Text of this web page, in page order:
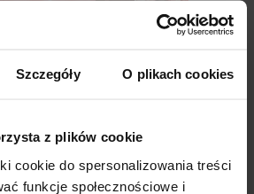
Szczegóły O plikach cookies
z plików cookie
cookie do spersonalizowania treści
funkcje społecznościowe i